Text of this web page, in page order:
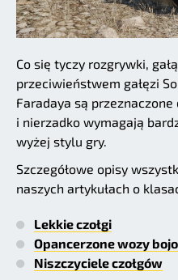
Co się tyczy rozgrywki,
przeciwieństwem gałęzi
Faradaya są
i nierzadko wymagają
wyżej stylu gry.
Szczegółowe opisy
naszych artykułach o
Lekkie czołgi
Opancerzone wozy
Niszczyciele czołgów